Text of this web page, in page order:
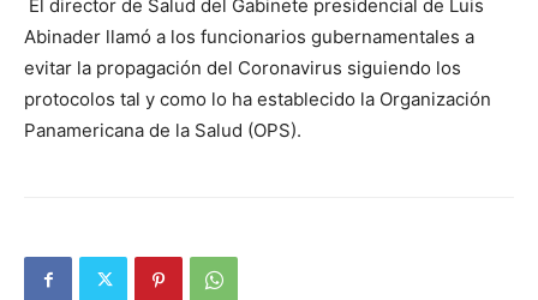
El director de Salud del Gabinete presidencial de Luis
Abinader llamó a los funcionarios gubernamentales a
evitar la propagación del Coronavirus siguiendo los
protocolos tal y como lo ha establecido la Organización
Panamericana de la Salud (OPS).